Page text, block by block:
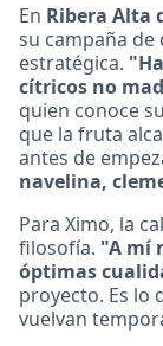
En Ribera Alta
su campaña de
estratégica.
cítricos no
quien conoce
que la fruta
antes de
navelina,
Para Ximo, la
filosofía. "A mí
óptimas
proyecto. Es lo
vuelvan